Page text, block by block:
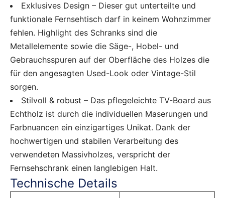
Exklusives Design – Dieser gut unterteilte und
funktionale Fernsehtisch darf in keinem Wohnzimmer
fehlen. Highlight des Schranks sind die
Metallelemente sowie die Säge-, Hobel- und
Gebrauchsspuren auf der Oberfläche des Holzes die
für den angesagten Used-Look oder Vintage-Stil
sorgen.
Stilvoll & robust – Das pflegeleichte TV-Board aus
Echtholz ist durch die individuellen Maserungen und
Farbnuancen ein einzigartiges Unikat. Dank der
hochwertigen und stabilen Verarbeitung des
verwendeten Massivholzes, verspricht der
Fernsehschrank einen langlebigen Halt.
Technische Details